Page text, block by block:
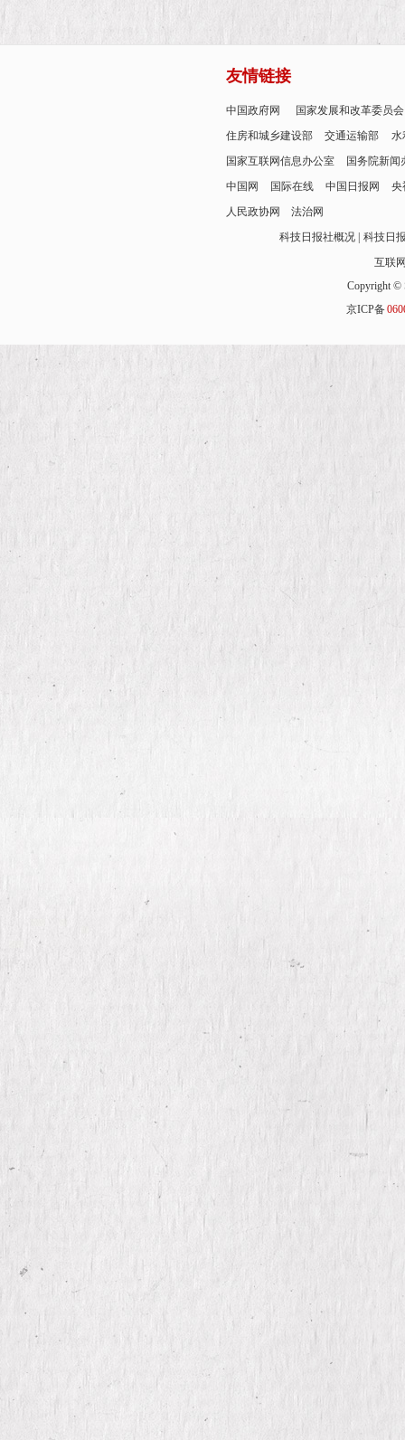
友情链接
中国政府网
国家发展和改革委员会
住房和城乡建设部
交通运输部
水
国家互联网信息办公室
国务院新闻
中国网
国际在线 中国日报网
央
人民政协网
法治网
科技日报社概况
科技日
互联
Copyright ©
京ICP备